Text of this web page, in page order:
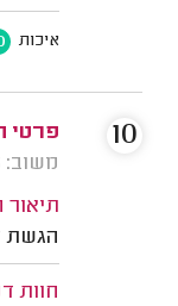
איכות
פרטי
משוב: 28/05/2023
תיאור
הגשת
חוות
10